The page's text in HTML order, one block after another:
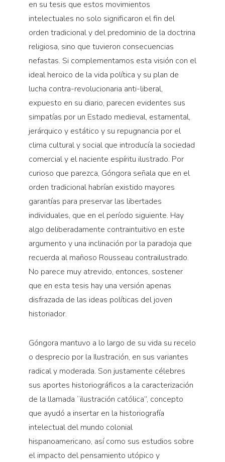
en su tesis que estos movimientos
intelectuales no solo significaron el fin del
orden tradicional y del predominio de la doctrina
religiosa, sino que tuvieron consecuencias
nefastas. Si complementamos esta visión con el
ideal heroico de la vida política y su plan de
lucha contra-revolucionaria anti-liberal,
expuesto en su diario, parecen evidentes sus
simpatías por un Estado medieval, estamental,
jerárquico y estático y su repugnancia por el
clima cultural y social que introducía la sociedad
comercial y el naciente espíritu ilustrado. Por
curioso que parezca, Góngora señala que en el
orden tradicional habrían existido mayores
garantías para preservar las libertades
individuales, que en el período siguiente. Hay
algo deliberadamente contraintuitivo en este
argumento y una inclinación por la paradoja que
recuerda al mañoso Rousseau contrailustrado.
No parece muy atrevido, entonces, sostener
que en esta tesis hay una versión apenas
disfrazada de las ideas políticas del joven
historiador.
Góngora mantuvo a lo largo de su vida su recelo
o desprecio por la Ilustración, en sus variantes
radical y moderada. Son justamente célebres
sus aportes historiográficos a la caracterización
de la llamada “ilustración católica”, concepto
que ayudó a insertar en la historiografía
intelectual del mundo colonial
hispanoamericano, así como sus estudios sobre
el impacto del pensamiento utópico y